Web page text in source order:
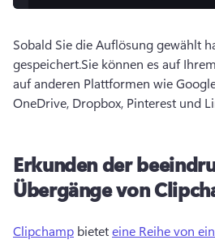
Sobald Sie die Auflösung gewählt
gespeichert.Sie können es auf
auf anderen Plattformen wie
OneDrive, Dropbox, Pinterest und
Erkunden der
Übergänge von
Clipchamp bietet eine Reihe von